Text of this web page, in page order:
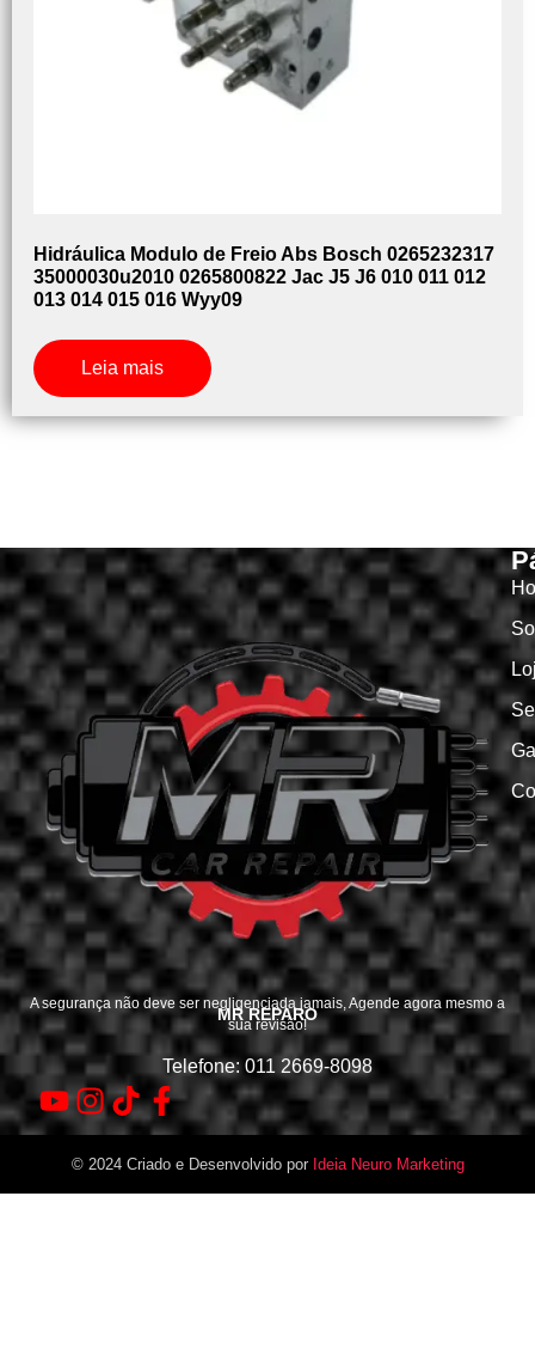
Hidráulica Modulo de Freio Abs Bosch 0265232317
35000030u2010 0265800822 Jac J5 J6 010 011 012
013 014 015 016 Wyy09
Leia mais
MR REPARO
A segurança não deve ser negligenciada jamais, Agende agora mesmo a
sua revisão!
Telefone: 011 2669-8098
© 2024 Criado e Desenvolvido por Ideia Neuro Marketing